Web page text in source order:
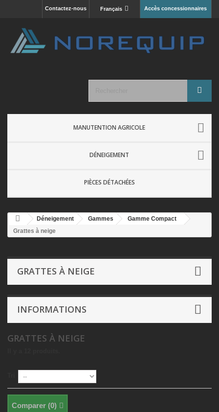
Accès concessionnaires
Français
Contactez-nous
MANUTENTION AGRICOLE
DÉNEIGEMENT
PIÈCES DÉTACHÉES
Déneigement Gammes
Gamme Compact
Grattes à neige
GRATTES À NEIGE
INFORMATIONS
GRATTES À NEIGE
Comparer (0)